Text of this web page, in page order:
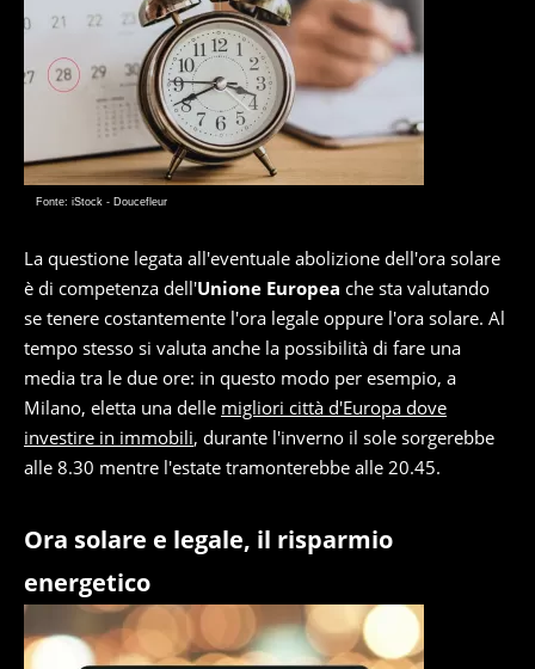
Fonte: iStock - Doucefleur
La questione legata all'eventuale abolizione dell'ora solare
è di competenza dell'Unione Europea che sta valutando
se tenere costantemente l'ora legale oppure l'ora solare. Al
tempo stesso si valuta anche la possibilità di fare una
media tra le due ore: in questo modo per esempio, a
Milano, eletta una delle migliori città d'Europa dove
investire in immobili, durante l'inverno il sole sorgerebbe
alle 8.30 mentre l'estate tramonterebbe alle 20.45.
Ora solare e legale, il risparmio
energetico